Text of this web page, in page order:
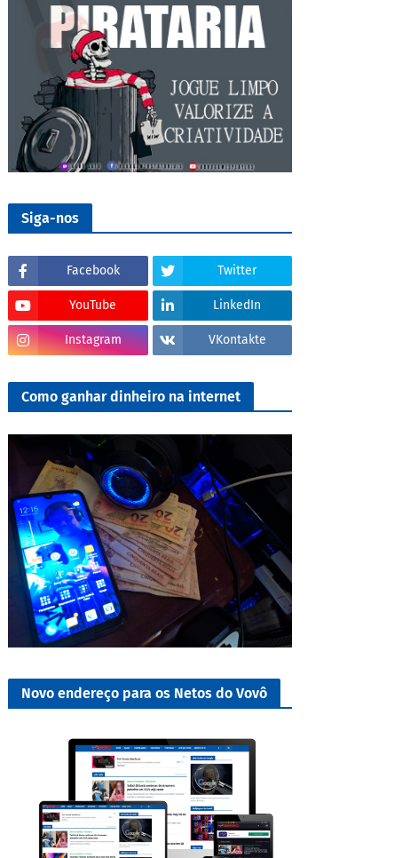
Siga-nos
Facebook Twitter
YouTube LinkedIn
Instagram VKontakte
Como ganhar dinheiro na internet
Novo endereço para os Netos do Vovô